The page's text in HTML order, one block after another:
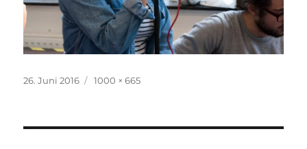
Veröffentlicht
26. Juni 2016 Originalgröße
1000 × 665